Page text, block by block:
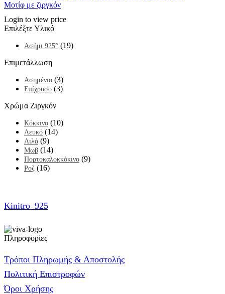
Μοτίφ με ζιργκόν
Login to view price
Επιλέξτε Υλικό
Ασήμι 925° (19)
Επιμετάλλωση
Ασημένιο (3)
Επίχρυσο (3)
Χρώμα Ζιργκόν
Κόκκινο (10)
Λευκό (14)
Λιλά (9)
Μωβ (14)
Πορτοκαλοκκόκινο (9)
Ροζ (16)
Kinitro_925
Πληροφορίες
Τρόποι Πληρωμής & Αποστολής
Πολιτική Επιστροφών
Όροι Χρήσης